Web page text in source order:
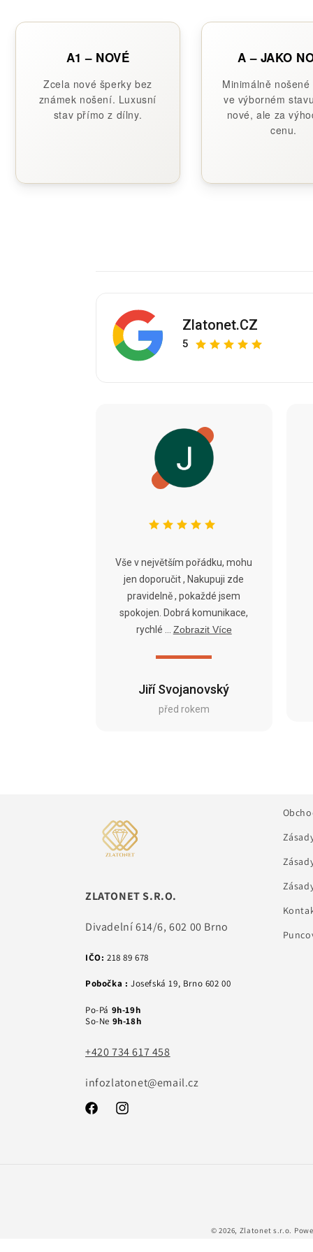
A1 – NOVÉ
Zcela nové šperky bez
známek nošení. Luxusní
stav přímo z dílny.
A – JAKO
Minimálně
ve výborném
nové, ale za
cenu.
Zlatonet.CZ
5
Jiří Svojanovský
před rokem
Vše v největším pořádku, mohu
jen doporučit , Nakupuji zde
pravidelně , pokaždé jsem
spokojen. Dobrá komunikace,
rychlé ...
Zobrazit Více
ZLATONET S.R.O.
Divadelní 614/6, 602 00 Brno
IČO: 218 89 678
Pobočka : Josefská 19, Brno 602 00
Po-Pá 9h-19h
So-Ne 9h-18h
+420 734 617 458
infozlatonet@email.cz
FacebookInstagram
© 2026, Zlatonet s.r.o.